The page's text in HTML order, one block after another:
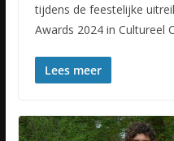
tijdens de feestelijke
Awards 2024 in Cultureel
Lees meer